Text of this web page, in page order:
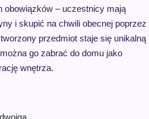
obowiązków – uczestnicy mają
i skupić na chwili obecnej poprzez
przedmiot staje się unikalną
go zabrać do domu jako
wnętrza.